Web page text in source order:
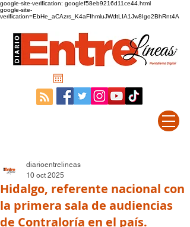
google-site-verification: googlef58eb9216d11ce44.html
google-site-
verification=EbHe_aCAzrs_K4aFIhmluJWdtLIA1Jw8Igo2BhRnt4A
Hidalgo, referente nacional con
la primera sala de audiencias
de Contraloría en el país.
diarioentrelineas
10 oct 2025